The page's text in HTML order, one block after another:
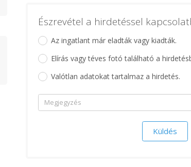
Észrevétel a hirdetéssel
Az ingatlant már eladták vagy kiadták.
Elírás vagy téves fotó található a
Valótlan adatokat tartalmaz a hirdetés.